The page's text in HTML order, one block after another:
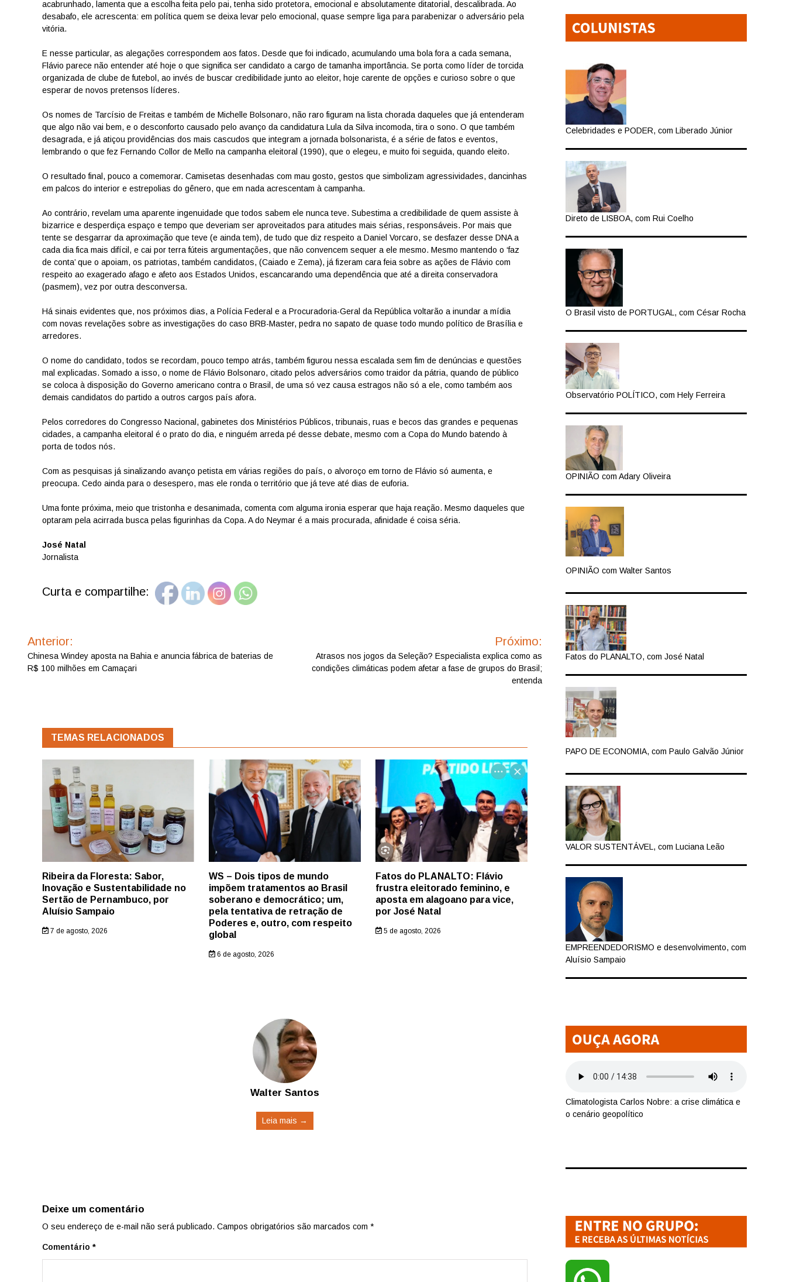
acabrunhado, lamenta que a escolha feita pelo pai, tenha sido protetora, emocional e absolutamente ditatorial, descalibrada. Ao
desabafo, ele acrescenta: em política quem se deixa levar pelo emocional, quase sempre liga para parabenizar o adversário pela
vitória.
E nesse particular, as alegações correspondem aos fatos. Desde que foi indicado, acumulando uma bola fora a cada semana,
Flávio parece não entender até hoje o que significa ser candidato a cargo de tamanha importância. Se porta como líder de torcida
organizada de clube de futebol, ao invés de buscar credibilidade junto ao eleitor, hoje carente de opções e curioso sobre o que
esperar de novos pretensos líderes.
Os nomes de Tarcísio de Freitas e também de Michelle Bolsonaro, não raro figuram na lista chorada daqueles que já entenderam
que algo não vai bem, e o desconforto causado pelo avanço da candidatura Lula da Silva incomoda, tira o sono. O que também
desagrada, e já atiçou providências dos mais cascudos que integram a jornada bolsonarista, é a série de fatos e eventos,
lembrando o que fez Fernando Collor de Mello na campanha eleitoral (1990), que o elegeu, e muito foi seguida, quando eleito.
O resultado final, pouco a comemorar. Camisetas desenhadas com mau gosto, gestos que simbolizam agressividades, dancinhas
em palcos do interior e estrepolias do gênero, que em nada acrescentam à campanha.
Ao contrário, revelam uma aparente ingenuidade que todos sabem ele nunca teve. Subestima a credibilidade de quem assiste à
bizarrice e desperdiça espaço e tempo que deveriam ser aproveitados para atitudes mais sérias, responsáveis. Por mais que
tente se desgarrar da aproximação que teve (e ainda tem), de tudo que diz respeito a Daniel Vorcaro, se desfazer desse DNA a
cada dia fica mais difícil, e cai por terra fúteis argumentações, que não convencem sequer a ele mesmo. Mesmo mantendo o ‘faz
de conta’ que o apoiam, os patriotas, também candidatos, (Caiado e Zema), já fizeram cara feia sobre as ações de Flávio com
respeito ao exagerado afago e afeto aos Estados Unidos, escancarando uma dependência que até a direita conservadora
(pasmem), vez por outra desconversa.
Há sinais evidentes que, nos próximos dias, a Polícia Federal e a Procuradoria-Geral da República voltarão a inundar a mídia
com novas revelações sobre as investigações do caso BRB-Master, pedra no sapato de quase todo mundo político de Brasília e
arredores.
O nome do candidato, todos se recordam, pouco tempo atrás, também figurou nessa escalada sem fim de denúncias e questões
mal explicadas. Somado a isso, o nome de Flávio Bolsonaro, citado pelos adversários como traidor da pátria, quando de público
se coloca à disposição do Governo americano contra o Brasil, de uma só vez causa estragos não só a ele, como também aos
demais candidatos do partido a outros cargos país afora.
Pelos corredores do Congresso Nacional, gabinetes dos Ministérios Públicos, tribunais, ruas e becos das grandes e pequenas
cidades, a campanha eleitoral é o prato do dia, e ninguém arreda pé desse debate, mesmo com a Copa do Mundo batendo à
porta de todos nós.
Com as pesquisas já sinalizando avanço petista em várias regiões do país, o alvoroço em torno de Flávio só aumenta, e
preocupa. Cedo ainda para o desespero, mas ele ronda o território que já teve até dias de euforia.
Uma fonte próxima, meio que tristonha e desanimada, comenta com alguma ironia esperar que haja reação. Mesmo daqueles que
optaram pela acirrada busca pelas figurinhas da Copa. A do Neymar é a mais procurada, afinidade é coisa séria.
José Natal
Jornalista
Curta e compartilhe:
de
Anterior:
Chinesa Windey aposta na Bahia e anuncia fábrica de baterias de
R$ 100 milhões em Camaçari
Próximo:
Atrasos nos jogos da Seleção? Especialista explica como as
condições climáticas podem afetar a fase de grupos do Brasil;
entenda
TEMAS RELACIONADOS
Ribeira da Floresta: Sabor,
Inovação e Sustentabilidade no
Sertão de Pernambuco, por
Aluísio Sampaio
7 de agosto, 2026
WS – Dois tipos de mundo
impõem tratamentos ao Brasil
soberano e democrático; um,
pela tentativa de retração de
Poderes e, outro, com respeito
global
6 de agosto, 2026
Fatos do PLANALTO: Flávio
frustra eleitorado feminino, e
aposta em alagoano para vice,
por José Natal
5 de agosto, 2026
Walter Santos
Leia mais →
Deixe um comentário
O seu endereço de e-mail não será publicado. Campos obrigatórios são marcados com *
Comentário *
Celebridades e PODER, com Liberado Júnior
Direto de LISBOA, com Rui Coelho
O Brasil visto de PORTUGAL, com César Rocha
Observatório POLÍTICO, com Hely Ferreira
OPINIÃO com Adary Oliveira
OPINIÃO com Walter Santos
Fatos do PLANALTO, com José Natal
PAPO DE ECONOMIA, com Paulo Galvão Júnior
VALOR SUSTENTÁVEL, com Luciana Leão
EMPREENDEDORISMO e desenvolvimento, com
Aluísio Sampaio
Climatologista Carlos Nobre: a crise climática e
o cenário geopolítico